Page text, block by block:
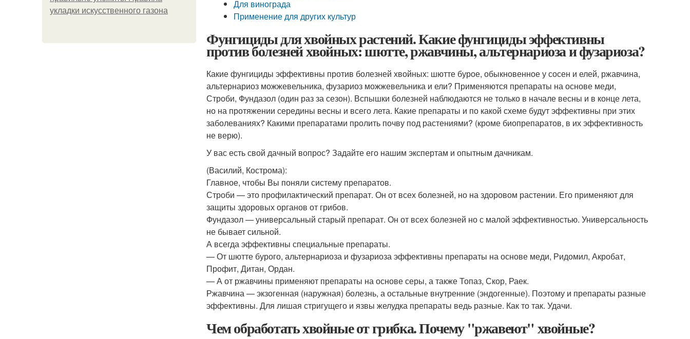
укладки искусственного газона
Для винограда
Применение для других культур
Фунгициды для хвойных растений. Какие фунгициды эффективны
против болезней хвойных: шютте, ржавчины, альтернариоза и фузариоза?
Какие фунгициды эффективны против болезней хвойных: шютте бурое, обыкновенное у сосен и елей, ржавчина,
альтернариоз можжевельника, фузариоз можжевельника и ели? Применяются препараты на основе меди,
Строби, Фундазол (один раз за сезон). Вспышки болезней наблюдаются не только в начале весны и в конце лета,
но на протяжении середины весны и всего лета. Какие препараты и по какой схеме будут эффективны при этих
заболеваниях? Какими препаратами пролить почву под растениями? (кроме биопрепаратов, в их эффективность
не верю).
У вас есть свой дачный вопрос? Задайте его нашим экспертам и опытным дачникам.
(Василий, Кострома):
Главное, чтобы Вы поняли систему препаратов.
Строби — это профилактический препарат. Он от всех болезней, но на здоровом растении. Его применяют для
защиты здоровых органов от грибов.
Фундазол — универсальный старый препарат. Он от всех болезней но с малой эффективностью. Универсальность
не бывает сильной.
А всегда эффективны специальные препараты.
— От шютте бурого, альтернариоза и фузариоза эффективны препараты на основе меди, Ридомил, Акробат,
Профит, Дитан, Ордан.
— А от ржавчины применяют препараты на основе серы, а также Топаз, Скор, Раек.
Ржавчина — экзогенная (наружная) болезнь, а остальные внутренние (эндогенные). Поэтому и препараты разные
эффективны. Для лишая стригущего и язвы желудка препараты ведь разные. Как то так. Удачи.
Чем обработать хвойные от грибка. Почему "ржавеют" хвойные?